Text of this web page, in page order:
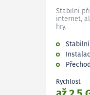
Stabilní
internet,
hry.
Rychlost